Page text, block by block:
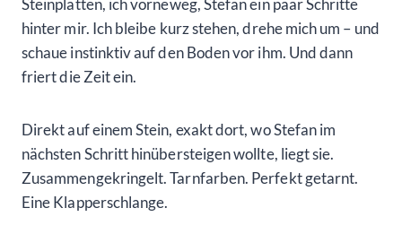
Steinplatten, ich vorneweg, Stefan ein paar Schritte
hinter mir. Ich bleibe kurz stehen, drehe mich um – und
schaue instinktiv auf den Boden vor ihm. Und dann
friert die Zeit ein.
Direkt auf einem Stein, exakt dort, wo Stefan im
nächsten Schritt hinübersteigen wollte, liegt sie.
Zusammengekringelt. Tarnfarben. Perfekt getarnt.
Eine Klapperschlange.